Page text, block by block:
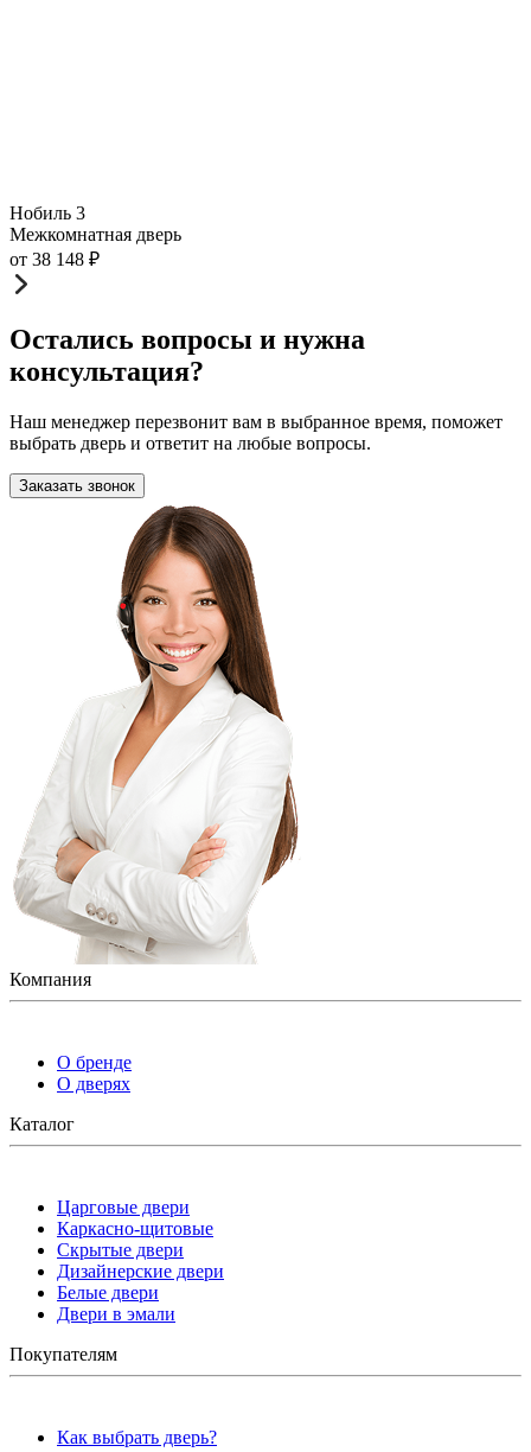
Нобиль 3
Межкомнатная дверь
от 38 148 ₽
Остались вопросы и нужна
консультация?
Наш менеджер перезвонит вам в выбранное время, поможет
выбрать дверь и ответит на любые вопросы.
Заказать звонок
Компания
О бренде
О дверях
Каталог
Царговые двери
Каркасно-щитовые
Скрытые двери
Дизайнерские двери
Белые двери
Двери в эмали
Покупателям
Как выбрать дверь?